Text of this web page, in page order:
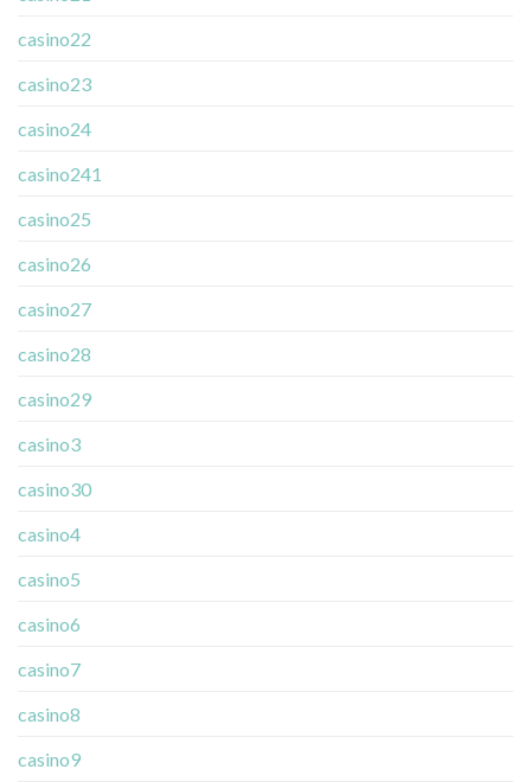
casino22
casino23
casino24
casino241
casino25
casino26
casino27
casino28
casino29
casino3
casino30
casino4
casino5
casino6
casino7
casino8
casino9